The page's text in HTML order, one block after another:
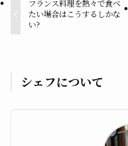
フランス料理を熱々で食べ
たい場合はこうするしかな
い?
シェフについて